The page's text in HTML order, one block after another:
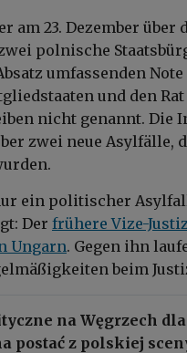
am 23. Dezember über
polnische
umfassenden
und den
nicht genannt.
zwei neue Asylfälle,
ein politischer
Der frühere Vize-
Ungarn. Gegen ihn
beim
na Węgrzech
postać z polskiej